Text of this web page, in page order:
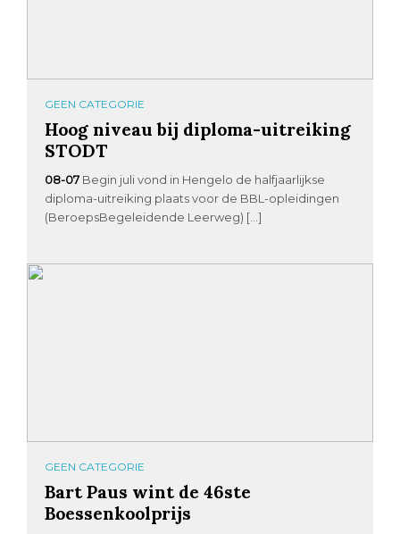
GEEN CATEGORIE
Hoog niveau bij diploma-uitreiking
STODT
08-07 Begin juli vond in Hengelo de halfjaarlijkse
diploma-uitreiking plaats voor de BBL-opleidingen
(BeroepsBegeleidende Leerweg) […]
GEEN CATEGORIE
Bart Paus wint de 46ste
Boessenkoolprijs